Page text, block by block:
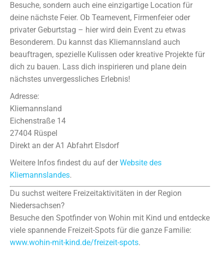
Besuche, sondern auch eine einzigartige Location für
deine nächste Feier. Ob Teamevent, Firmenfeier oder
privater Geburtstag – hier wird dein Event zu etwas
Besonderem. Du kannst das Kliemannsland auch
beauftragen, spezielle Kulissen oder kreative Projekte für
dich zu bauen. Lass dich inspirieren und plane dein
nächstes unvergessliches Erlebnis!
Adresse:
Kliemannsland
Eichenstraße 14
27404 Rüspel
Direkt an der A1 Abfahrt Elsdorf
Weitere Infos findest du auf der Website des
Kliemannslandes.
Du suchst weitere Freizeitaktivitäten in der Region
Niedersachsen?
Besuche den Spotfinder von Wohin mit Kind und entdecke
viele spannende Freizeit-Spots für die ganze Familie:
www.wohin-mit-kind.de/freizeit-spots.